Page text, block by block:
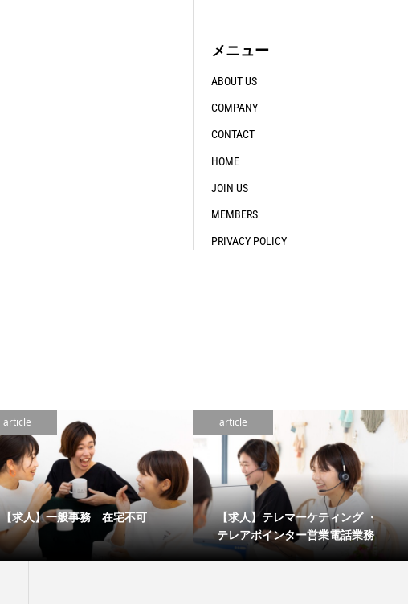
メニュー
ABOUT US
COMPANY
CONTACT
HOME
JOIN US
MEMBERS
PRIVACY POLICY
article
【求人】一般事務 在宅不可
article
【求人】テレマーケティング ・
テレアポインター営業電話業務